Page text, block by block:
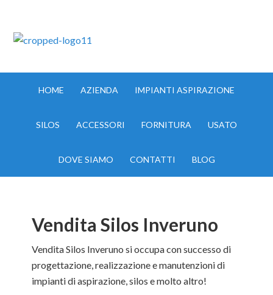
HOME AZIENDA IMPIANTI ASPIRAZIONE
SILOS ACCESSORI FORNITURA USATO
DOVE SIAMO CONTATTI BLOG
Vendita Silos Inveruno
Vendita Silos Inveruno si occupa con successo di
progettazione, realizzazione e manutenzioni di
impianti di aspirazione, silos e molto altro!